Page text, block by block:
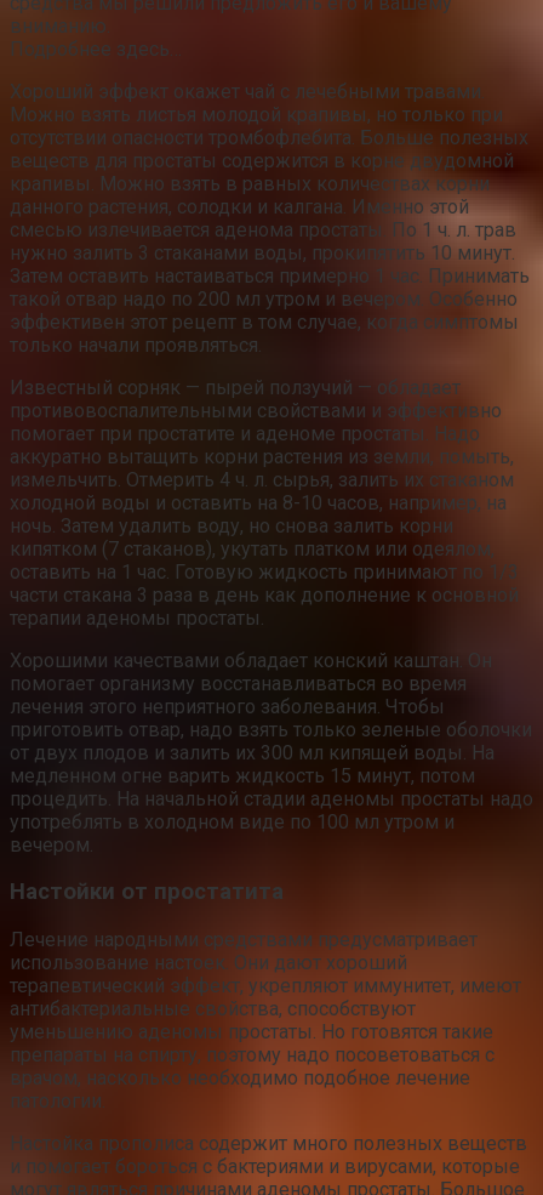
вниманию.
Подробнее здесь…
Хороший эффект окажет чай с лечебными травами.
Можно взять листья молодой крапивы, но только при
отсутствии опасности тромбофлебита. Больше полезных
веществ для простаты содержится в корне двудомной
крапивы. Можно взять в равных количествах корни
данного растения, солодки и калгана. Именно этой
смесью излечивается аденома простаты. По 1 ч. л. трав
нужно залить 3 стаканами воды, прокипятить 10 минут.
Затем оставить настаиваться примерно 1 час. Принимать
такой отвар надо по 200 мл утром и вечером. Особенно
эффективен этот рецепт в том случае, когда симптомы
только начали проявляться.
Известный сорняк — пырей ползучий — обладает
противовоспалительными свойствами и эффективно
помогает при простатите и аденоме простаты. Надо
аккуратно вытащить корни растения из земли, помыть,
измельчить. Отмерить 4 ч. л. сырья, залить их стаканом
холодной воды и оставить на 8-10 часов, например, на
ночь. Затем удалить воду, но снова залить корни
кипятком (7 стаканов), укутать платком или одеялом,
оставить на 1 час. Готовую жидкость принимают по 1/3
части стакана 3 раза в день как дополнение к основной
терапии аденомы простаты.
Хорошими качествами обладает конский каштан. Он
помогает организму восстанавливаться во время
лечения этого неприятного заболевания. Чтобы
приготовить отвар, надо взять только зеленые оболочки
от двух плодов и залить их 300 мл кипящей воды. На
медленном огне варить жидкость 15 минут, потом
процедить. На начальной стадии аденомы простаты надо
употреблять в холодном виде по 100 мл утром и
вечером.
Настойки от простатита
Лечение народными средствами предусматривает
использование настоек. Они дают хороший
терапевтический эффект, укрепляют иммунитет, имеют
антибактериальные свойства, способствуют
уменьшению аденомы простаты. Но готовятся такие
препараты на спирту, поэтому надо посоветоваться с
врачом, насколько необходимо подобное лечение
патологии.
Настойка прополиса содержит много полезных веществ
и помогает бороться с бактериями и вирусами, которые
могут являться причинами аденомы простаты. Большое